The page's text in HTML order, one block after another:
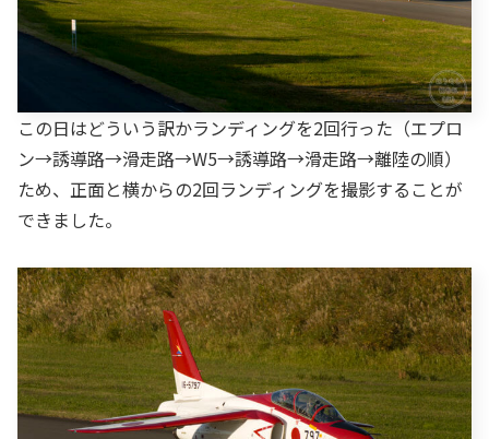
この日はどういう訳かランディングを2回行った（エプロ
ン→誘導路→滑走路→W5→誘導路→滑走路→離陸の順）
ため、正面と横からの2回ランディングを撮影することが
できました。